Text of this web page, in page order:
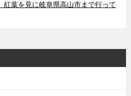
紅葉を見に岐阜県高山市まで行って